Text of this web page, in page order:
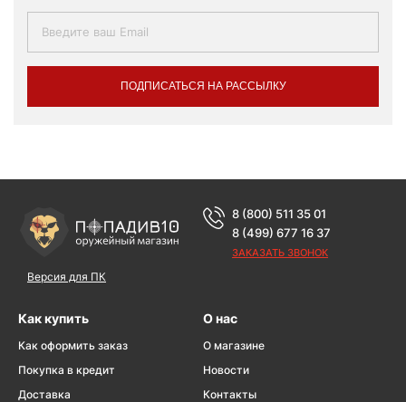
ПОДПИСАТЬСЯ НА РАССЫЛКУ
Версия для ПК
8 (800) 511 35 01
8 (499) 677 16 37
ЗАКАЗАТЬ ЗВОНОК
Как купить
Как оформить заказ
Покупка в кредит
Доставка
О нас
О магазине
Новости
Контакты